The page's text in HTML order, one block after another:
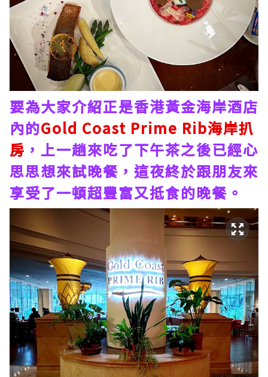
要為大家介紹正是香港黃金海岸酒店
內的Gold Coast Prime Rib海岸扒
房 ，上一趟來吃了下午茶之後已經心
思思想來試晚餐，這夜終於跟朋友來
享受了一頓超豐富又抵食的晚餐。